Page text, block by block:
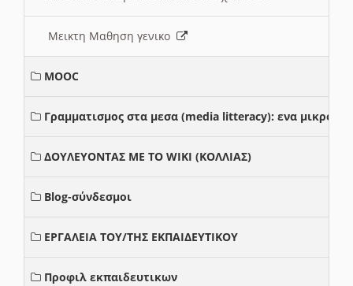
Μεικτη Μαθηση γενικο
MOOC
Γραμματισμος στα μεσα (media litteracy): ενα μικρο
ΔΟΥΛΕΥΟΝΤΑΣ ΜΕ ΤΟ WIKI (ΚΟΛΛΙΑΣ)
Blog-σύνδεσμοι
ΕΡΓΑΛΕΙΑ ΤΟΥ/ΤΗΣ ΕΚΠΑΙΔΕΥΤΙΚΟΥ
Προφιλ εκπαιδευτικων